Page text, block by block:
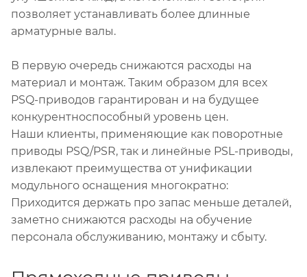
позволяет устанавливать более длинные
арматурные валы.
В первую очередь снижаются расходы на
материал и монтаж. Таким образом для всех
PSQ-приводов гарантирован и на будущее
конкурентноспособный уровень цен.
Наши клиенты, применяющие как поворотные
приводы PSQ/PSR, так и линейные PSL-приводы,
извлекают преимущества от унификации
модульного оснащения многократно:
Приходится держать про запас меньше деталей,
заметно снижаются расходы на обучение
персонала обслуживанию, монтажу и сбыту.